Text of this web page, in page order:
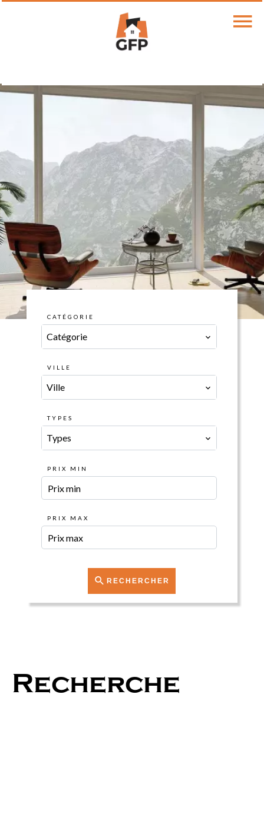
CATÉGORIE
Catégorie
VILLE
Ville
TYPES
Types
PRIX MIN
PRIX MAX
RECHERCHER
Recherche